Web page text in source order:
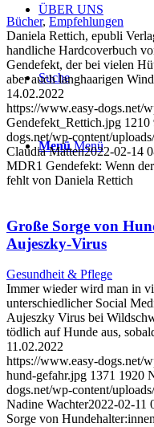
ÜBER UNS
Suche
Menü Menü
Bücher, Empfehlungen
Daniela Rettich, epubli
handliche Hardcoverbuch
Gendefekt, der bei vielen
aber auch langhaarigen
14.02.2022
https://www.easy-dogs.net/
Gendefekt_Rettich.jpg 1210
dogs.net/wp-content/
Claudia Matten2022-02-14
MDR1 Gendefekt: Wenn
fehlt von Daniela Rettich
Große Sorge von
Aujeszky-Virus
Gesundheit & Pflege
Immer wieder wird man in
unterschiedlicher Social
Aujeszky Virus bei
tödlich auf Hunde aus,
11.02.2022
https://www.easy-dogs.net/
hund-gefahr.jpg 1371 1920
dogs.net/wp-content/
Nadine Wachter2022-02-11
Sorge von